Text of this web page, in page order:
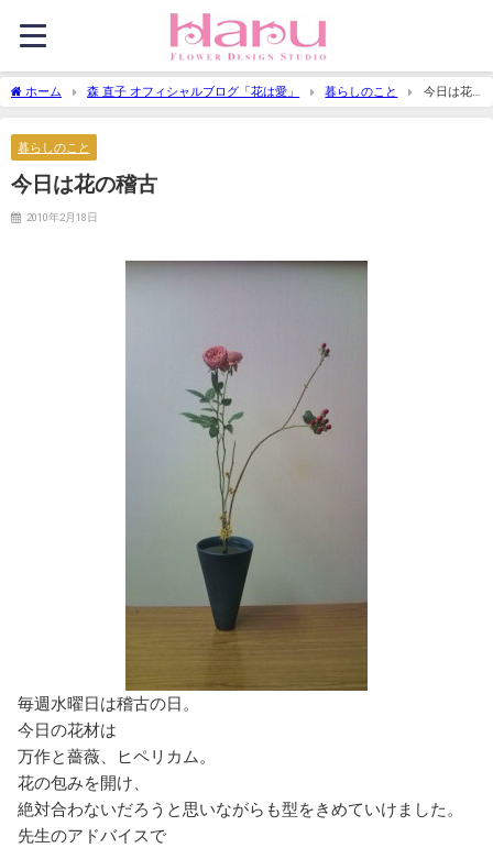
ホーム 森 直子 オフィシャルブログ「花は愛」 暮らしのこと
今日は花
の稽古
暮らしのこと
今日は花の稽古
2010年2月18日
毎週水曜日は稽古の日。
今日の花材は
万作と薔薇、ヒペリカム。
花の包みを開け、
絶対合わないだろうと思いながらも型をきめていけました。
先生のアドバイスで